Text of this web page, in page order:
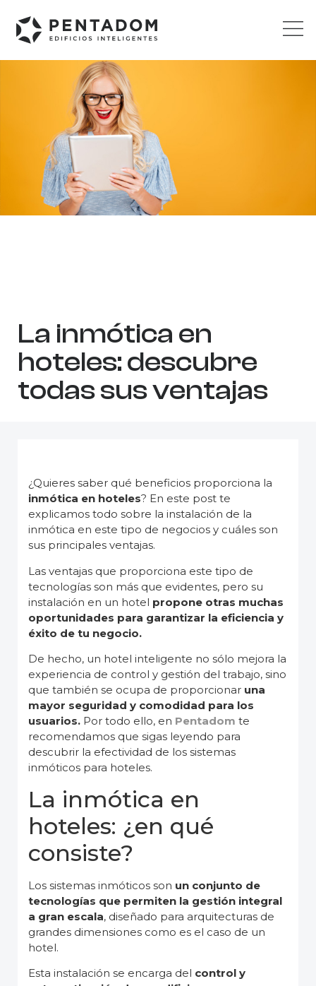
La inmótica en
hoteles: descubre
todas sus ventajas
¿Quieres saber qué beneficios proporciona la
inmótica en hoteles? En este post te
explicamos todo sobre la instalación de la
inmótica en este tipo de negocios y cuáles son
sus principales ventajas.
Las ventajas que proporciona este tipo de
tecnologías son más que evidentes, pero su
instalación en un hotel propone otras muchas
oportunidades para garantizar la eficiencia y
éxito de tu negocio.
De hecho, un hotel inteligente no sólo mejora la
experiencia de control y gestión del trabajo, sino
que también se ocupa de proporcionar una
mayor seguridad y comodidad para los
usuarios. Por todo ello, en Pentadom te
recomendamos que sigas leyendo para
descubrir la efectividad de los sistemas
inmóticos para hoteles.
La inmótica en
hoteles: ¿en qué
consiste?
Los sistemas inmóticos son un conjunto de
tecnologías que permiten la gestión integral
a gran escala, diseñado para arquitecturas de
grandes dimensiones como es el caso de un
hotel.
Esta instalación se encarga del control y